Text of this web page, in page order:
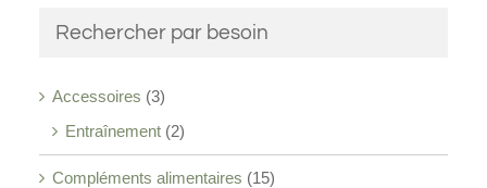
Rechercher par besoin
Accessoires (3)
Entraînement (2)
Compléments alimentaires (15)